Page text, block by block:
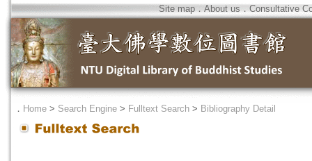
Site map．About us ． Consultative
． Home > Search Engine > Fulltext Search > Bibliography Detail